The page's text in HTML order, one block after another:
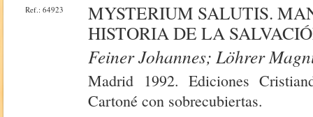
Ref.: 64923
MYSTERIUM SALUTIS.
HISTORIA DE LA
Feiner Johannes; Löhrer
Madrid 1992. Ediciones
Cartoné con sobrecubiertas.